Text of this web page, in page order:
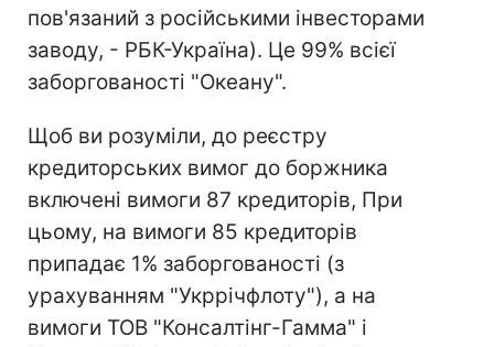
пов'язаний з російськими інвесторами
заводу, - РБК-Україна). Це 99% всієї
заборгованості "Океану".
Щоб ви розуміли, до реєстру
кредиторських вимог до боржника
включені вимоги 87 кредиторів, При
цьому, на вимоги 85 кредиторів
припадає 1% заборгованості (з
урахуванням "Укррічфлоту"), а на
вимоги ТОВ "Консалтінг-Гамма" і